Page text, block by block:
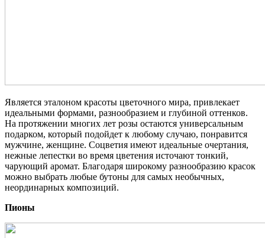
Является эталоном красоты цветочного мира, привлекает
идеальными формами, разнообразием и глубиной оттенков.
На протяжении многих лет розы остаются универсальным
подарком, который подойдет к любому случаю, понравится
мужчине, женщине. Соцветия имеют идеальные очертания,
нежные лепестки во время цветения источают тонкий,
чарующий аромат. Благодаря широкому разнообразию красок
можно выбрать любые бутоны для самых необычных,
неординарных композиций.
Пионы